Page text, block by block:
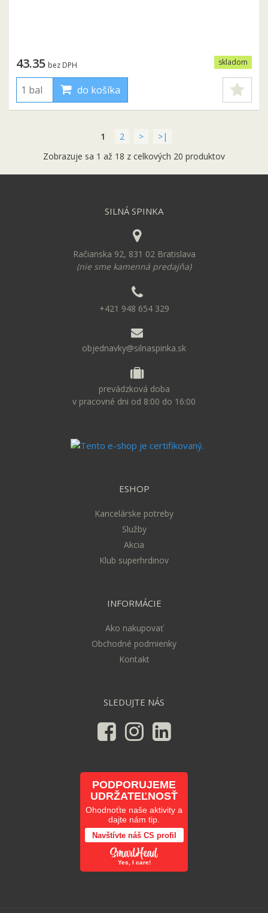
skladom
43.35 bez DPH
do košíka
1 2 >
>|
Zobrazuje sa 1 až 18 z celkových 20 produktov
SILNÁ SPINKA
Račianska 92, 831 02 Bratislava
(nie sme kamenná predajňa)
+421 948 654 329
objednavky@silnaspinka.sk
prevádzková doba
v pracovné dni od 8:00 do 16:00
ESHOP
Kancelárske potreby
Služby
Akcia
Klub superhrdinov
INFORMÁCIE
Ako nakupovať
Obchodné podmienky
Kontakt
SLEDUJTE NÁS
PODPORUJEME
UDRŽATEĽNOSŤ
Ohodnoťte naše aktivity a
dajte nám tip.
Navštívte náš CS profil
Yes, I care!